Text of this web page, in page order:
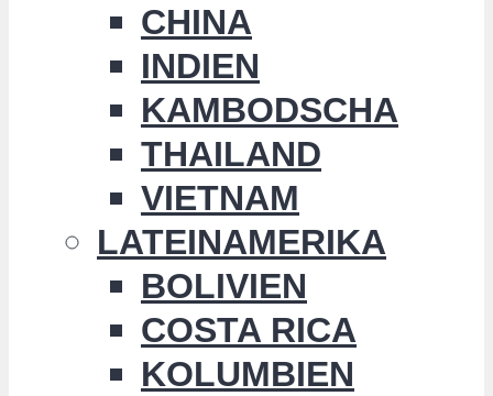
CHINA
INDIEN
KAMBODSCHA
THAILAND
VIETNAM
LATEINAMERIKA
BOLIVIEN
COSTA RICA
KOLUMBIEN